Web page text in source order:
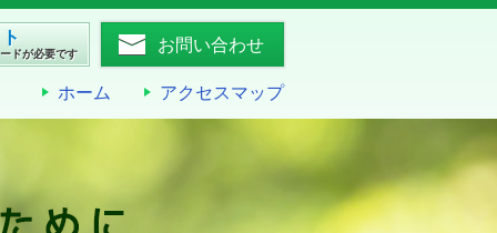
ドが必要です お問い合わせ
ホーム アクセスマップ